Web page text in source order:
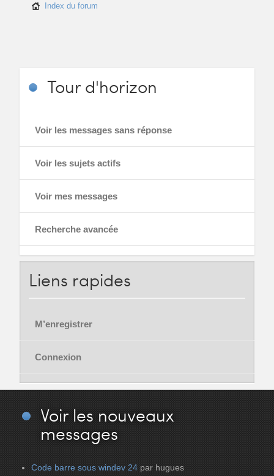
Index du forum
Tourd'horizon
Voir les messages sans réponse
Voir les sujets actifs
Voir mes messages
Recherche avancée
Liens rapides
M’enregistrer
Connexion
Voir les nouveaux
messages
Code barre sous windev 24 par hugues